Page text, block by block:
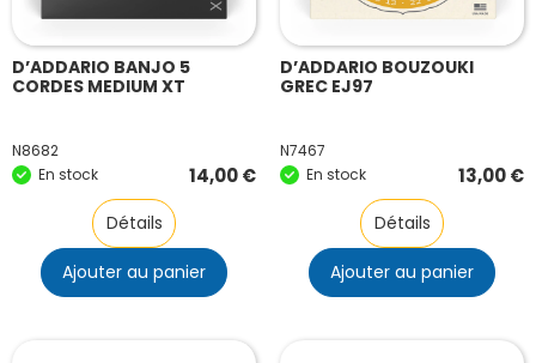
D’ADDARIO BANJO 5
CORDES MEDIUM XT
N8682
En stock
14,00€
Détails
Ajouter au panier
D’ADDARIO BOUZOUKI
GREC EJ97
N7467
En stock
13,00€
Détails
Ajouter au panier